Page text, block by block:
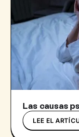
Las causas
LEE EL